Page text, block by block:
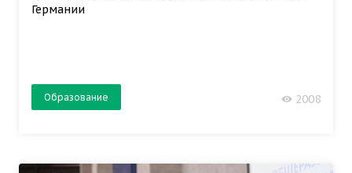
Германии
Образование 2008